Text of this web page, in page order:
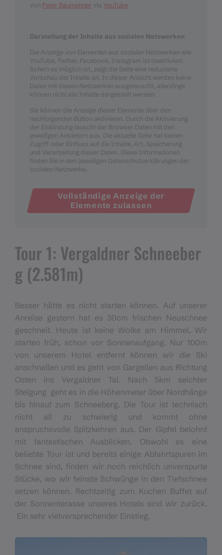
von Peter Baumeister via YouTube
Darstellung der Inhalte aus sozialen Netzwerken
Die Anzeige von Elementen aus sozialen Netzwerken wie
YouTube, Twitter, Facebook, Instagram ist deaktiviert.
Sofern es möglich ist, zeigt die Seite eine reduzierte
Vorschau der Inhalte an. In dieser Ansicht werden keine
Daten mit diesen Netzwerken ausgetauscht, allerdings
können nicht alle Inhalte dargestellt werden.
Sie können die Anzeige dieser Elemente über den
nachfolgenden Button aktivieren. Durch die Aktivierung
der Einbindung tauscht der Browser Daten mit den
jeweiligen Anbietern aus. Die aktuelle Seite hat keinen
Zugriff oder Einfluss auf die Inhalte, Art, Speicherung
und Verarbeitung dieser Daten. Diese Informationen
finden Sie in den jeweiligen Datenschutzerklärungen der
sozialen Netzwerke.
Vollständige Anzeige der
Elemente zulassen
Tour 1: Vergaldner Schneeber
g (2.581m)
Besser hätte es nicht starten können. Auf unserer
Anreise gestern hat es 30cm frischen Neuschnee
geschneit. Heute ist keine Wolke am Himmel. Wir
starten früh, schon vor Sonnenaufgang. Nur 100m
von unserem Hotel entfernt können wir die Ski
anschnallen und es geht von Gargellen aus Richtung
Osten ins Vergaldner Tal. Nach 5km seichter
Steigung geht es in die Höhenmeter über Nordhänge
bis hinauf zum Schneeberg. Die Tour ist technisch
nicht all zu schwierig und kommt ohne
anspruchsvolle Spitzkehren aus. Der Gipfel belohnt
mit fantastischen Ausblicken. Obwohl es eine
beliebte Tour ist und bereits einige Abfahrtspuren im
Schnee sind, finden wir noch reichlich unverspurte
Stücke, wo wir feinste Schwünge in den Tiefschnee
setzen können. Rechtzeitig zum Kuchen Buffet auf
der Sonnenterasse unseres Hotels sind wir zurück.
Ein sehr vielversprechender Einstieg.